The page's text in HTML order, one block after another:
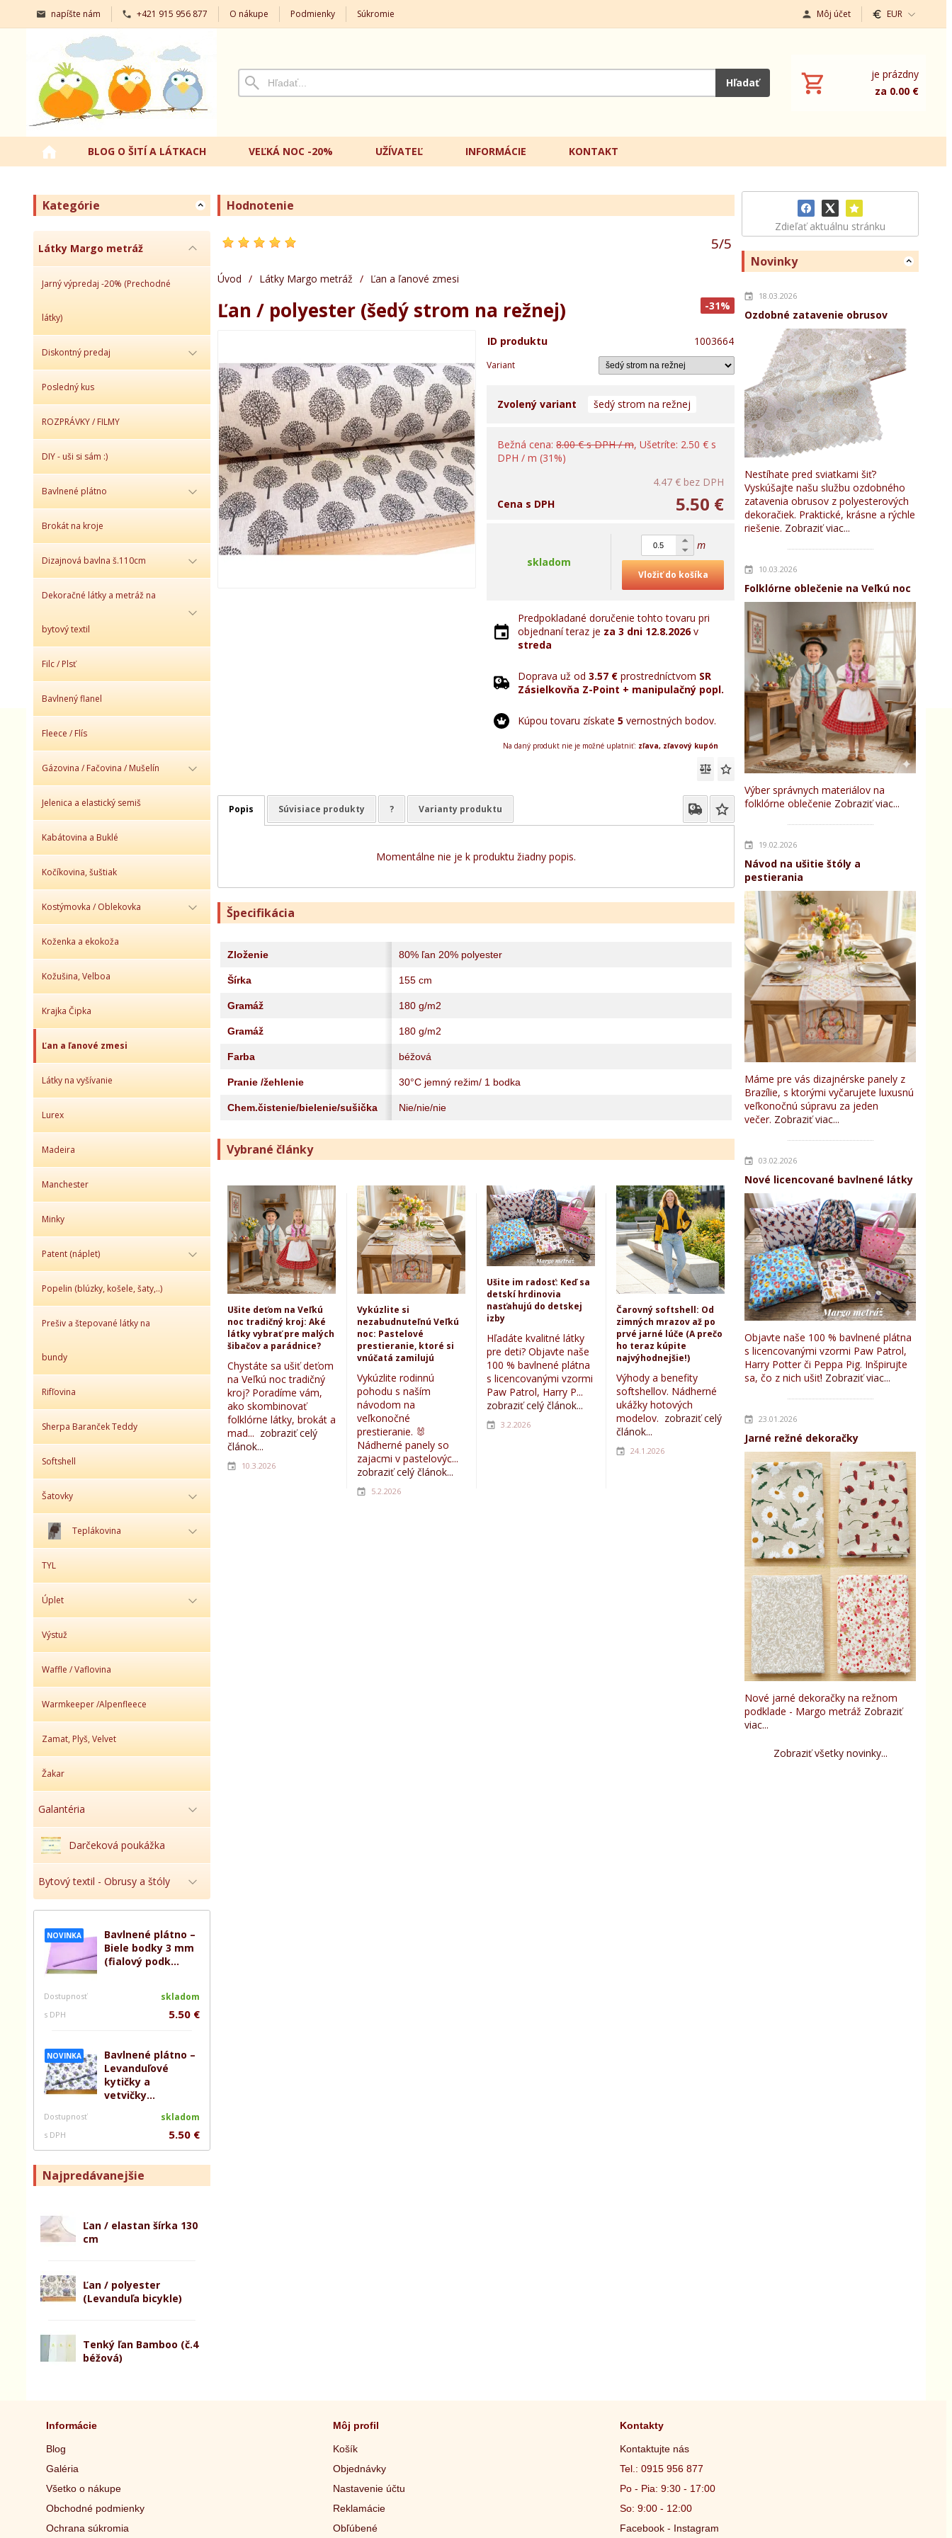
napíšte nám +421 915 956 877 O nákupe Podmienky Súkromie Môj účet EUR
Hľadať
je prázdny
za 0.00 €
BLOG O ŠITÍ A LÁTKACH VEĽKÁ NOC -20% UŽÍVATEĽ INFORMÁCIE KONTAKT
Kategórie
Látky Margo metráž
Jarný výpredaj -20% (Prechodné
látky)
Diskontný predaj
Posledný kus
ROZPRÁVKY / FILMY
DIY - uši si sám :)
Bavlnené plátno
Brokát na kroje
Dizajnová bavlna š.110cm
Dekoračné látky a metráž na
bytový textil
Filc / Plsť
Bavlnený flanel
Fleece / Flís
Gázovina / Fačovina / Mušelín
Jelenica a elastický semiš
Kabátovina a Buklé
Kočíkovina, šuštiak
Kostýmovka / Oblekovka
Koženka a ekokoža
Kožušina, Velboa
Krajka Čipka
Ľan a ľanové zmesi
Látky na vyšívanie
Lurex
Madeira
Manchester
Minky
Patent (náplet)
Popelin (blúzky, košele, šaty,..)
Prešiv a štepované látky na
bundy
Rifľovina
Sherpa Baranček Teddy
Softshell
Šatovky
Teplákovina
TYL
Úplet
Výstuž
Waffle / Vaflovina
Warmkeeper /Alpenfleece
Zamat, Plyš, Velvet
Žakar
Galantéria
Darčeková poukážka
Bytový textil - Obrusy a štóly
NOVINKA
Bavlnené plátno –
Biele bodky 3 mm
(fialový podk...
Dostupnosť skladom
s DPH 5.50 €
NOVINKA
Bavlnené plátno –
Levanduľové
kytičky a
vetvičky...
Dostupnosť skladom
s DPH 5.50 €
Najpredávanejšie
Ľan / elastan šírka 130
cm
Ľan / polyester
(Levanduľa bicykle)
Tenký ľan Bamboo (č.4
béžová)
Zdieľať aktuálnu stránku
Novinky
18.03.2026
Ozdobné zatavenie obrusov
Nestíhate pred sviatkami šiť?
Vyskúšajte našu službu ozdobného
zatavenia obrusov z polyesterových
dekoračiek. Praktické, krásne a rýchle
riešenie. Zobraziť viac...
10.03.2026
Folklórne oblečenie na Veľkú noc
Výber správnych materiálov na
folklórne oblečenie Zobraziť viac...
19.02.2026
Návod na ušitie štóly a
pestierania
Máme pre vás dizajnérske panely z
Brazílie, s ktorými vyčarujete luxusnú
veľkonočnú súpravu za jeden
večer. Zobraziť viac...
03.02.2026
Nové licencované bavlnené látky
Objavte naše 100 % bavlnené plátna
s licencovanými vzormi Paw Patrol,
Harry Potter či Peppa Pig. Inšpirujte
sa, čo z nich ušiť! Zobraziť viac...
23.01.2026
Jarné režné dekoračky
Nové jarné dekoračky na režnom
podklade - Margo metráž Zobraziť
viac...
Zobraziť všetky novinky...
Hodnotenie
5/5
Úvod / Látky Margo metráž / Ľan a ľanové zmesi
-31%
Ľan / polyester (šedý strom na režnej)
ID produktu 1003664
Variant
Zvolený variant šedý strom na režnej
Bežná cena: 8.00 € s DPH / m, Ušetríte: 2.50 € s
DPH / m (31%)
4.47 € bez DPH
5.50 €
Cena s DPH
skladom
m
Vložiť do košíka
Predpokladané doručenie tohto tovaru pri
objednaní teraz je za 3 dni 12.8.2026v
streda
Doprava už od 3.57 € prostredníctvom SR
Zásielkovňa Z-Point + manipulačný popl.
Kúpou tovaru získate 5 vernostných bodov.
Na daný produkt nie je možné uplatniť: zľava, zľavový kupón
Popis Súvisiace produkty ? Varianty produktu
Momentálne nie je k produktu žiadny popis.
Špecifikácia
Zloženie 80% ľan 20% polyester
Šírka 155 cm
Gramáž 180 g/m2
Gramáž 180 g/m2
Farba béžová
Pranie /žehlenie 30°C jemný režim/ 1 bodka
Chem.čistenie/bielenie/sušička Nie/nie/nie
Vybrané články
Ušite deťom na Veľkú
noc tradičný kroj: Aké
látky vybrať pre malých
šibačov a parádnice?
Chystáte sa ušiť deťom
na Veľkú noc tradičný
kroj? Poradíme vám,
ako skombinovať
folklórne látky, brokát a
mad... zobraziť celý
článok...
10.3.2026
Vykúzlite si
nezabudnuteľnú Veľkú
noc: Pastelové
prestieranie, ktoré si
vnúčatá zamilujú
Vykúzlite rodinnú
pohodu s naším
návodom na
veľkonočné
prestieranie. 🐰
Nádherné panely so
zajacmi v pastelovýc...
zobraziť celý článok...
5.2.2026
Ušite im radosť: Keď sa
detskí hrdinovia
nasťahujú do detskej
izby
Hľadáte kvalitné látky
pre deti? Objavte naše
100 % bavlnené plátna
s licencovanými vzormi
Paw Patrol, Harry P...
zobraziť celý článok...
3.2.2026
Čarovný softshell: Od
zimných mrazov až po
prvé jarné lúče (A prečo
ho teraz kúpite
najvýhodnejšie!)
Výhody a benefity
softshellov. Nádherné
ukážky hotových
modelov. zobraziť celý
článok...
24.1.2026
Informácie
Blog
Galéria
Všetko o nákupe
Obchodné podmienky
Ochrana súkromia
Môj profil
Košík
Objednávky
Nastavenie účtu
Reklamácie
Obľúbené
Kontakty
Kontaktujte nás
Tel.: 0915 956 877
Po - Pia: 9:30 - 17:00
So: 9:00 - 12:00
Facebook - Instagram